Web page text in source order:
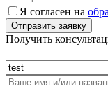
Я согласен на
Получить